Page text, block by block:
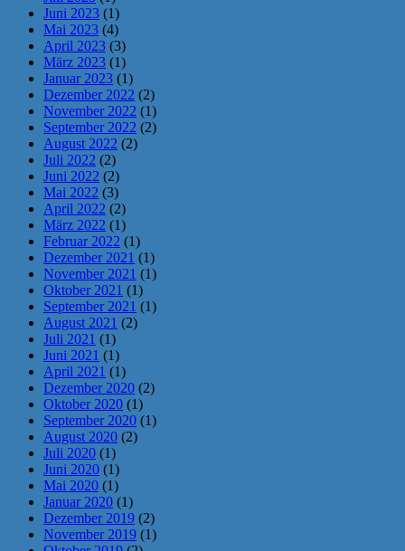
Juni 2023 (1)
Mai 2023 (4)
April 2023 (3)
März 2023 (1)
Januar 2023 (1)
Dezember 2022 (2)
November 2022 (1)
September 2022 (2)
August 2022 (2)
Juli 2022 (2)
Juni 2022 (2)
Mai 2022 (3)
April 2022 (2)
März 2022 (1)
Februar 2022 (1)
Dezember 2021 (1)
November 2021 (1)
Oktober 2021 (1)
September 2021 (1)
August 2021 (2)
Juli 2021 (1)
Juni 2021 (1)
April 2021 (1)
Dezember 2020 (2)
Oktober 2020 (1)
September 2020 (1)
August 2020 (2)
Juli 2020 (1)
Juni 2020 (1)
Mai 2020 (1)
Januar 2020 (1)
Dezember 2019 (2)
November 2019 (1)